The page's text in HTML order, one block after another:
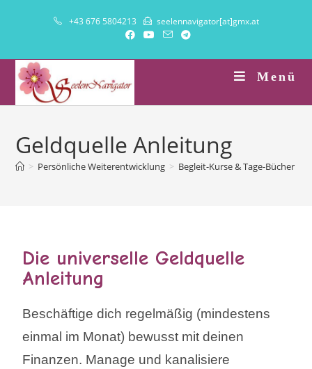
+43 676 5804213 seelennavigator[at]gmx.at
Menü
Geldquelle Anleitung
> Persönliche Weiterentwicklung > Begleit-Kurse & Tage-Bücher
Die universelle Geldquelle
Anleitung
Beschäftige dich regelmäßig (mindestens
einmal im Monat) bewusst mit deinen
Finanzen. Manage und kanalisiere